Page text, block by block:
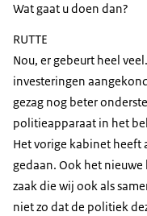
Wat gaat u doen dan?
RUTTE
Nou, er gebeurt heel
investeringen
gezag nog beter
politieapparaat in het
Het vorige kabinet heeft
gedaan. Ook het
zaak die wij ook als
niet zo dat de politiek